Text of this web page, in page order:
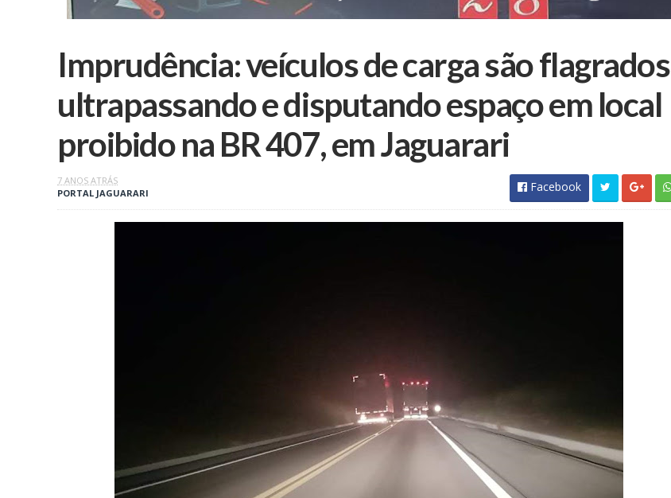
Imprudência: veículos de carga são flagrados
ultrapassando e disputando espaço em local
proibido na BR 407, em Jaguarari
7 ANOS ATRÁS
PORTAL JAGUARARI
Facebook